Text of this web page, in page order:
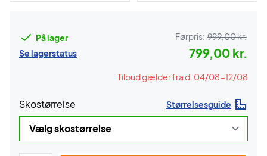
På lager
Se lagerstatus
Førpris: 999,00 kr.
799,00 kr.
Tilbud gælder fra d. 04/08-12/08
Skostørrelse Størrelsesguide